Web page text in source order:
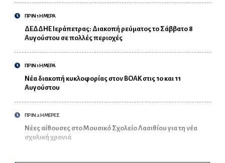
ΠΡΙΝ 1 ΗΜΕΡΑ
ΔΕΔΔΗΕ Ιεράπετρας: Διακοπή ρεύματος το Σάββατο 8
Αυγούστου σε πολλές περιοχές
ΠΡΙΝ 1 ΗΜΕΡΑ
Νέα διακοπή κυκλοφορίας στον ΒΟΑΚ στις 10 και 11
Αυγούστου
ΠΡΙΝ 2 ΗΜΕΡΕΣ
Νέες αίθουσες στο Μουσικό Σχολείο Λασιθίου για τη νέα
σχολική χρονιά